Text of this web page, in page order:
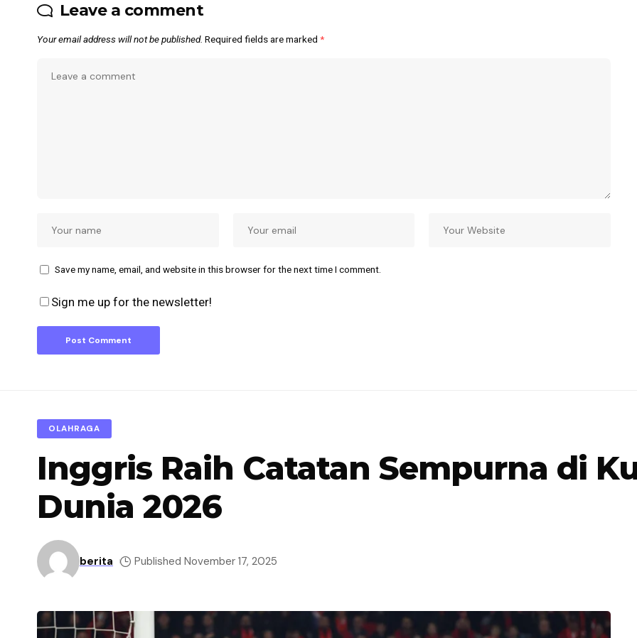
Leave a comment
Your email address will not be published. Required fields are marked *
Save my name, email, and website in this browser for the next time I comment.
Sign me up for the newsletter!
OLAHRAGA
Inggris Raih Catatan Sempurna di
Dunia 2026
berita Published November 17, 2025